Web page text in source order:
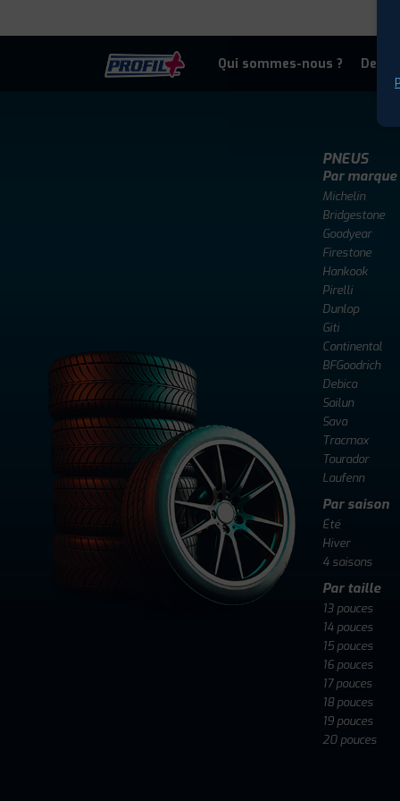
Qui sommes-nous ?
PNEUS
Par marque
Michelin
Bridgestone
Goodyear
Firestone
Hankook
Pirelli
Dunlop
Giti
Continental
BFGoodrich
Debica
Sailun
Sava
Tracmax
Tourador
Laufenn
Par saison
Été
Hiver
4 saisons
Par taille
13 pouces
14 pouces
15 pouces
16 pouces
17 pouces
18 pouces
19 pouces
20 pouces